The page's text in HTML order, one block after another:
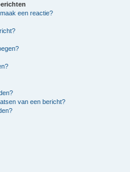
een reactie?
van een bericht?